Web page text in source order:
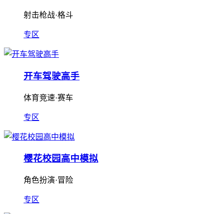
射击枪战·格斗
专区
开车驾驶高手
体育竞速·赛车
专区
樱花校园高中模拟
角色扮演·冒险
专区